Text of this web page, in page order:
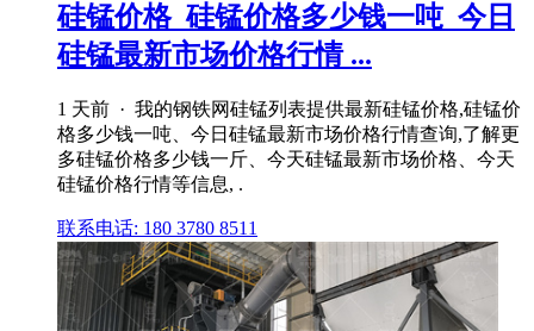
硅锰价格_硅锰价格多少钱一吨_今日
硅锰最新市场价格行情 ...
1 天前 · 我的钢铁网硅锰列表提供最新硅锰价格,硅锰价
格多少钱一吨、今日硅锰最新市场价格行情查询,了解更
多硅锰价格多少钱一斤、今天硅锰最新市场价格、今天
硅锰价格行情等信息, .
联系电话: 180 3780 8511